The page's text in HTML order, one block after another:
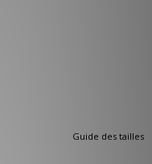
Guide des tailles